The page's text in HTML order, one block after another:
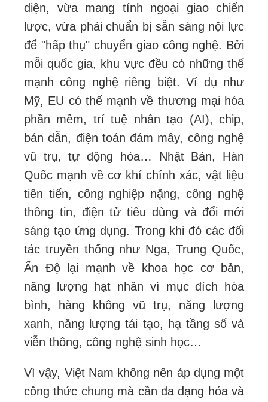
diện, vừa mang tính ngoại giao chiến
lược, vừa phải chuẩn bị sẵn sàng nội lực
để "hấp thụ" chuyển giao công nghệ. Bởi
mỗi quốc gia, khu vực đều có những thế
mạnh công nghệ riêng biệt. Ví dụ như
Mỹ, EU có thế mạnh về thương mại hóa
phần mềm, trí tuệ nhân tạo (AI), chip,
bán dẫn, điện toán đám mây, công nghệ
vũ trụ, tự động hóa… Nhật Bản, Hàn
Quốc mạnh về cơ khí chính xác, vật liệu
tiên tiến, công nghiệp nặng, công nghệ
thông tin, điện tử tiêu dùng và đổi mới
sáng tạo ứng dụng. Trong khi đó các đối
tác truyền thống như Nga, Trung Quốc,
Ấn Độ lại mạnh về khoa học cơ bản,
năng lượng hạt nhân vì mục đích hòa
bình, hàng không vũ trụ, năng lượng
xanh, năng lượng tái tạo, hạ tầng số và
viễn thông, công nghệ sinh học…
Vì vậy, Việt Nam không nên áp dụng một
công thức chung mà cần đa dạng hóa và